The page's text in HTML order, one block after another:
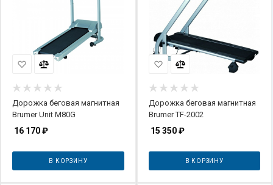
Дорожка беговая магнитная
Brumer Unit M80G
16 170₽
В КОРЗИНУ
Дорожка беговая магнитная
Brumer TF-2002
15 350₽
В КОРЗИНУ